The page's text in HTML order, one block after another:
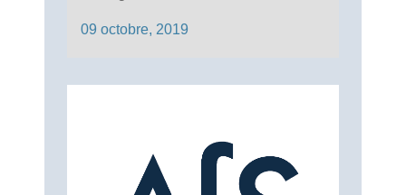
09 octobre, 2019